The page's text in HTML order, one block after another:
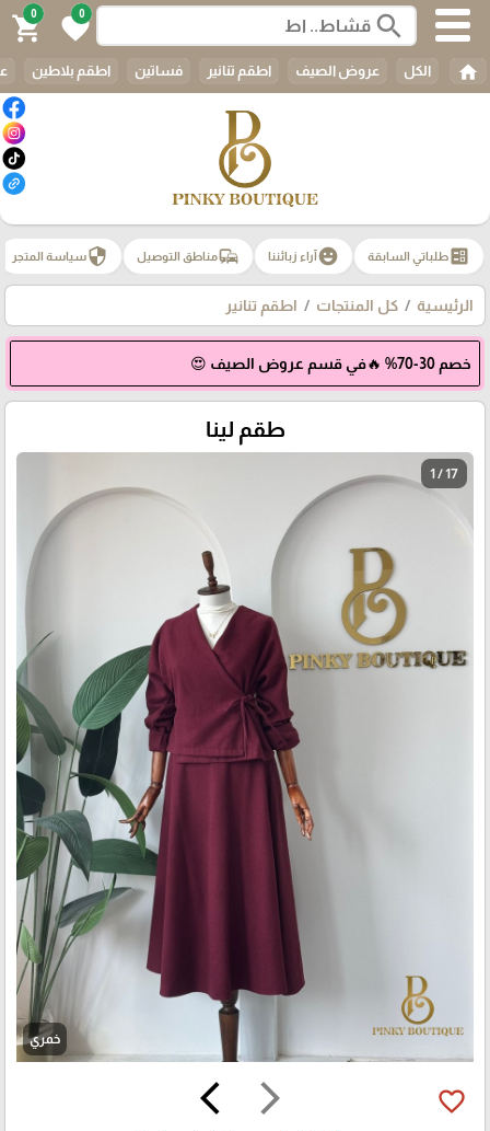
search
0
favorite
0
shopping_cart
home الكل عروض الصيف اطقم تنانير فساتين اطقم بلاطين
ballotطلباتي السابقة emoji_emotionsآراء زبائننا commuteمناطق التوصيل securityسياسة المتجر
الرئيسية كل المنتجات اطقم تنانير
خصم 30-70% 🔥في قسم عروض الصيف 😍
طقم لينا
1 / 17
خمري
arrow_forward_ios
arrow_back_ios favorite_border